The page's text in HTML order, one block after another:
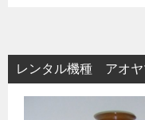
レンタル機種 アオ